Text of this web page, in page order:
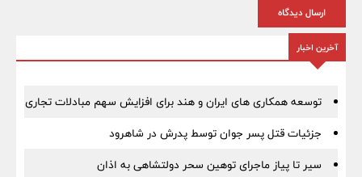
ارسال دیدگاه
آخرین اخبار
توسعه همکاری های ایران و هند برای افزایش سهم مبادلات تجاری
جزئیات قتل پسر جوان توسط پدرش در شاهرود
سیر تا پیاز ماجرای توهین سحر دولتشاهی به اذان